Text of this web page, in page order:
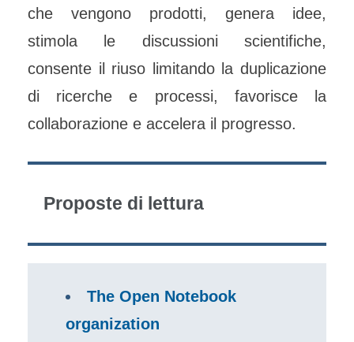
che vengono prodotti, genera idee,
stimola le discussioni scientifiche,
consente il riuso limitando la duplicazione
di ricerche e processi, favorisce la
collaborazione e accelera il progresso.
Proposte di lettura
The Open Notebook
organization